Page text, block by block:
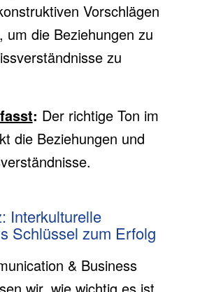
Vorschlägen
um die Beziehungen zu
zu
: Der richtige Ton im
die Beziehungen und
Interkulturelle
Schlüssel zum Erfolg
& Business